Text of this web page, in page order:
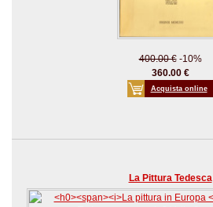
400.00 €-10%
360.00 €
Acquista online
La Pittura Tedesca